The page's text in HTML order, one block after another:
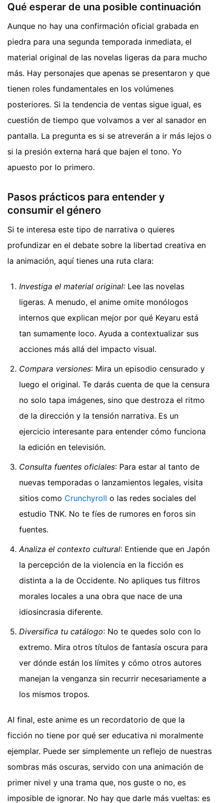
Qué esperar de una posible continuación
Aunque no hay una confirmación oficial grabada en
piedra para una segunda temporada inmediata, el
material original de las novelas ligeras da para mucho
más. Hay personajes que apenas se presentaron y que
tienen roles fundamentales en los volúmenes
posteriores. Si la tendencia de ventas sigue igual, es
cuestión de tiempo que volvamos a ver al sanador en
pantalla. La pregunta es si se atreverán a ir más lejos o
si la presión externa hará que bajen el tono. Yo
apuesto por lo primero.
Pasos prácticos para entender y
consumir el género
Si te interesa este tipo de narrativa o quieres
profundizar en el debate sobre la libertad creativa en
la animación, aquí tienes una ruta clara:
Investiga el material original: Lee las novelas
ligeras. A menudo, el anime omite monólogos
internos que explican mejor por qué Keyaru está
tan sumamente loco. Ayuda a contextualizar sus
acciones más allá del impacto visual.
Compara versiones: Mira un episodio censurado y
luego el original. Te darás cuenta de que la censura
no solo tapa imágenes, sino que destroza el ritmo
de la dirección y la tensión narrativa. Es un
ejercicio interesante para entender cómo funciona
la edición en televisión.
Consulta fuentes oficiales: Para estar al tanto de
nuevas temporadas o lanzamientos legales, visita
sitios como Crunchyroll o las redes sociales del
estudio TNK. No te fíes de rumores en foros sin
fuentes.
Analiza el contexto cultural: Entiende que en Japón
la percepción de la violencia en la ficción es
distinta a la de Occidente. No apliques tus filtros
morales locales a una obra que nace de una
idiosincrasia diferente.
Diversifica tu catálogo: No te quedes solo con lo
extremo. Mira otros títulos de fantasía oscura para
ver dónde están los límites y cómo otros autores
manejan la venganza sin recurrir necesariamente a
los mismos tropos.
Al final, este anime es un recordatorio de que la
ficción no tiene por qué ser educativa ni moralmente
ejemplar. Puede ser simplemente un reflejo de nuestras
sombras más oscuras, servido con una animación de
primer nivel y una trama que, nos guste o no, es
imposible de ignorar. No hay que darle más vueltas: es